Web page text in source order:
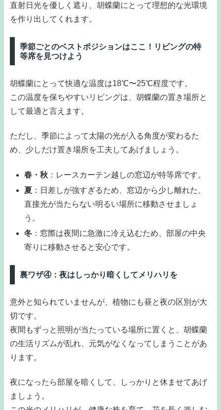
直射日光を優しく遮り、胡蝶蘭にとって理想的な光環境
を作り出してくれます。
季節ごとのベストポジションはここ！リビングの特
等席を見つけよう
胡蝶蘭にとって快適な温度は18℃〜25℃程度です。
この温度を保ちやすいリビングは、胡蝶蘭の置き場所と
して最適と言えます。
ただし、季節によって太陽の光が入る角度が変わるた
め、少しだけ置き場所を工夫してあげましょう。
春・秋 ：レースカーテン越しの窓辺が特等席です。
夏 ：日差しが強すぎるため、窓辺から少し離れた、
直接光が当たらない明るい場所に移動させましょ
う。
冬 ：窓際は夜間に急激に冷え込むため、部屋の中央
寄りに移動させると安心です。
裏ワザ④：夜はしっかり暗くしてメリハリを
意外と知られていませんが、植物にも昼と夜の区別が大
切です。
夜間もずっと照明が当たっている場所に置くと、胡蝶蘭
の生活リズムが乱れ、元気がなくなってしまうことがあ
ります。
夜になったら部屋を暗くして、しっかりと休ませてあげ
ましょう。